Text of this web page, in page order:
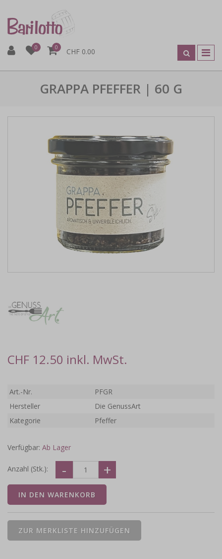
0 0 CHF 0.00
GRAPPA PFEFFER | 60 G
CHF 12.50 inkl. MwSt.
Art.-Nr.
PFGR
Hersteller
Die GenussArt
Kategorie
Pfeffer
Verfügbar: Ab Lager
Anzahl (Stk.):